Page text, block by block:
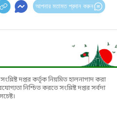
আপনার মতামত প্রদান করুন
দপ্তর কর্তৃক নিয়মিত হালনাগাদ করা
নিশ্চিত করতে সংশ্লিষ্ট দপ্তর সর্বদা